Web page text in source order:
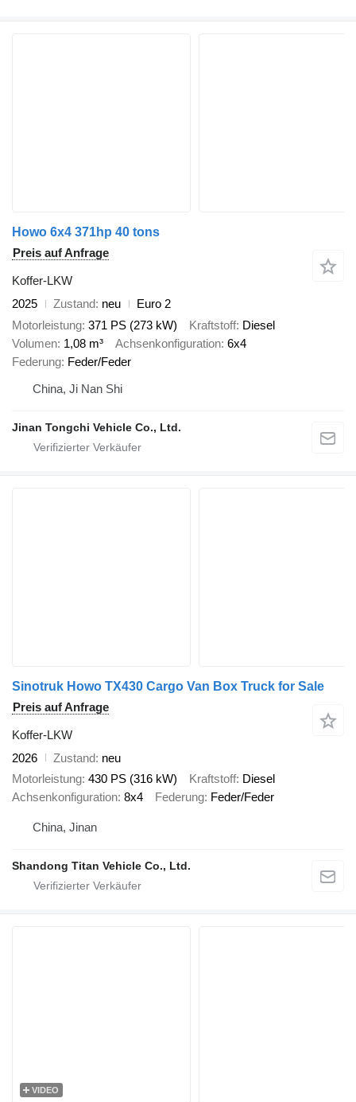
Howo 6x4 371hp 40 tons
Preis auf Anfrage
Koffer-LKW
2025
Zustand neu
Euro 2
Motorleistung 371 PS (273 kW) Kraftstoff Diesel
Volumen 1,08 m³ Achsenkonfiguration 6x4
Federung Feder/Feder
China, Ji Nan Shi
Jinan Tongchi Vehicle Co., Ltd.
Sinotruk Howo TX430 Cargo Van Box Truck for Sale
Preis auf Anfrage
Koffer-LKW
2026
Zustand neu
Motorleistung 430 PS (316 kW) Kraftstoff Diesel
Achsenkonfiguration 8x4 Federung Feder/Feder
China, Jinan
Shandong Titan Vehicle Co., Ltd.
VIDEO